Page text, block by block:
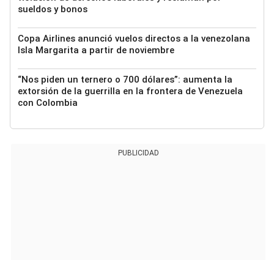
sueldos y bonos
Copa Airlines anunció vuelos directos a la venezolana
Isla Margarita a partir de noviembre
“Nos piden un ternero o 700 dólares”: aumenta la
extorsión de la guerrilla en la frontera de Venezuela
con Colombia
PUBLICIDAD